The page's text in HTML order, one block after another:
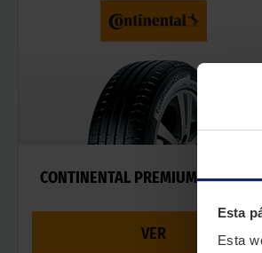
Esta
Esta
CONTINENTAL PREMIUMCONTACT
VER